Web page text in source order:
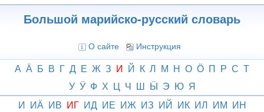
Большой марийско-русский словарь
О сайте Инструкция
А Ӓ Б В Г Д Е Ж З И Й К Л М Н О Ӧ П Р С Т
У Ӱ Ф Х Ц Ч Ш Ӹ Э Ю Я
И ИӒ ИВ ИГ ИД ИЕ ИЖ ИЗ ИЙ ИК ИЛ ИМ ИН